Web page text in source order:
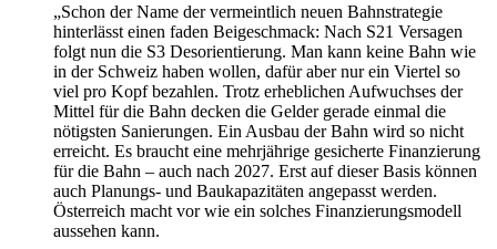
„Schon der Name der vermeintlich neuen Bahnstrategie
hinterlässt einen faden Beigeschmack: Nach S21 Versagen
folgt nun die S3 Desorientierung. Man kann keine Bahn wie
in der Schweiz haben wollen, dafür aber nur ein Viertel so
viel pro Kopf bezahlen. Trotz erheblichen Aufwuchses der
Mittel für die Bahn decken die Gelder gerade einmal die
nötigsten Sanierungen. Ein Ausbau der Bahn wird so nicht
erreicht. Es braucht eine mehrjährige gesicherte Finanzierung
für die Bahn – auch nach 2027. Erst auf dieser Basis können
auch Planungs- und Baukapazitäten angepasst werden.
Österreich macht vor wie ein solches Finanzierungsmodell
aussehen kann.